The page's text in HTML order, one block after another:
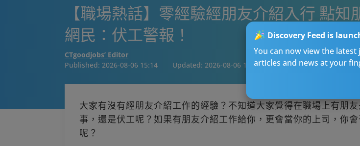
Discovery Feed is
You can now view the latest
articles and news at your
【職場熱話】零經驗經朋友介紹入行 點
網民：伏工警報！
CTgoodjobs’ Editor
Published: 2026-08-06 15:14 Updated: 2026-08-06 15:14
大家有沒有經朋友介紹工作的經驗？不知道大家覺得在職場上有朋
事，還是伏工呢？如果有朋友介紹工作給你，更會當你的上司，你
呢？